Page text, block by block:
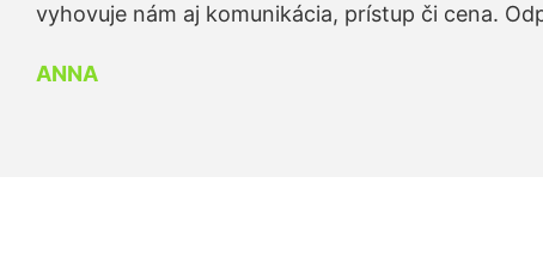
vyhovuje nám aj komunikácia, prístup či cena.
ANNA